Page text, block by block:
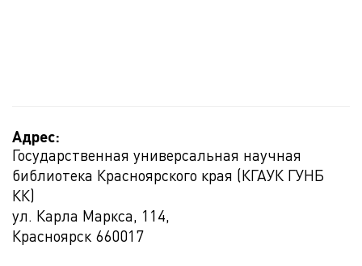
Адрес:
Государственная универсальная научная
библиотека Красноярского края (КГАУК ГУНБ
КК)
ул. Карла Маркса, 114,
Красноярск 660017